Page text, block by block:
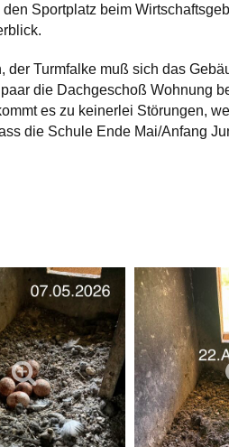
Sportplatz beim
Turmfalke muß sich das
die Dachgeschoß Wohnung
es zu keinerlei Störungen,
die Schule Ende Mai/Anfang